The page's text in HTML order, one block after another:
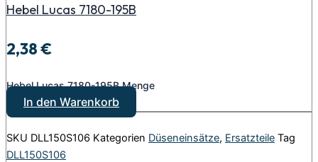
Hebel Lucas 7180-195B
2,38€
Hebel Lucas 7180-195B Menge
In den Warenkorb
SKU DLL150S106 Kategorien Düseneinsätze, Ersatzteile Tag
DLL150S106